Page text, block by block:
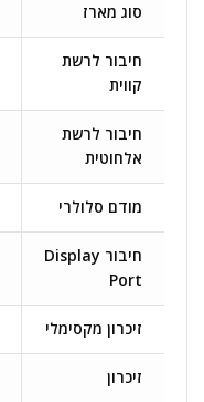
סוג מארז
חיבור לרשת
קווית
חיבור לרשת
אלחוטית
מודם סלולרי
חיבור Display
Port
זיכרון מקסימלי
זיכרון